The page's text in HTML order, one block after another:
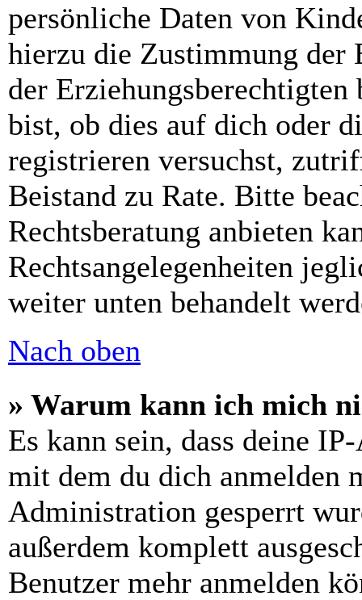
persönliche Daten von
hierzu die Zustimmung der
der
bist, ob dies auf dich oder
registrieren versuchst,
Beistand zu Rate. Bitte
Rechtsberatung anbieten
Rechtsangelegenheiten
weiter unten behandelt
Nach oben
» Warum kann ich mich
Es kann sein, dass deine
mit dem du dich anmelden
Administration gesperrt
außerdem komplett
Benutzer mehr anmelden